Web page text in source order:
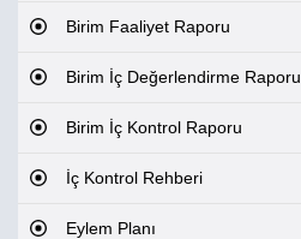
Birim Faaliyet Raporu
Birim İç Değerlendirme Raporu
Birim İç Kontrol Raporu
İç Kontrol Rehberi
Eylem Planı